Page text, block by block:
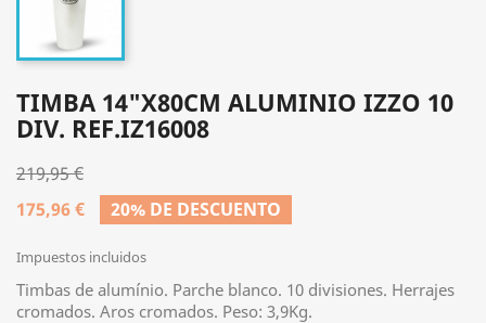
TIMBA 14"X80CM ALUMINIO IZZO 10
DIV. REF.IZ16008
219,95 €
175,96 €
20% DE DESCUENTO
Impuestos incluidos
Timbas de alumínio. Parche blanco. 10 divisiones. Herrajes
cromados. Aros cromados. Peso: 3,9Kg.